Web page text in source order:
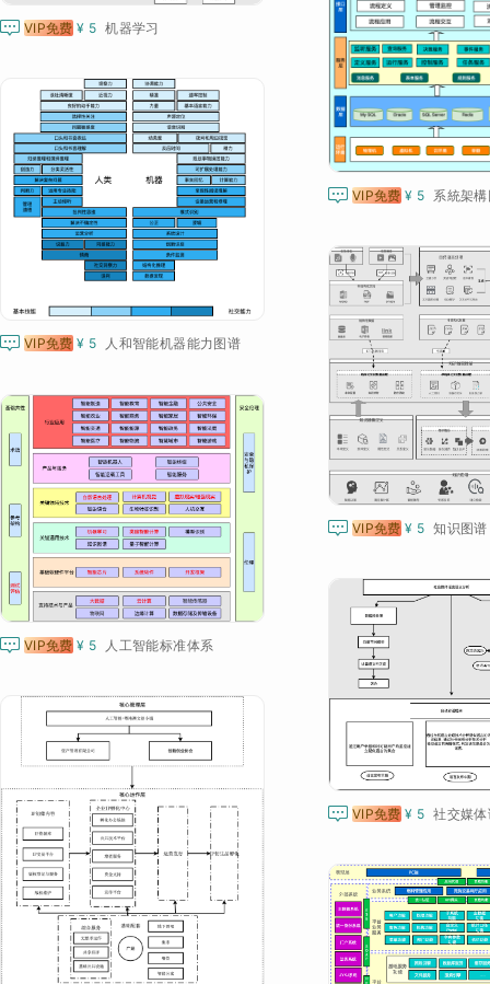
 VIP免费 ¥ 5 系統架
 VIP免费 ¥ 5 机器学习
 VIP免费 ¥ 5 人和智能机器能力图谱
 VIP免费 ¥ 5 知识图谱
 VIP免费 ¥ 5 人工智能标准体系
 VIP免费 ¥ 5 社交媒